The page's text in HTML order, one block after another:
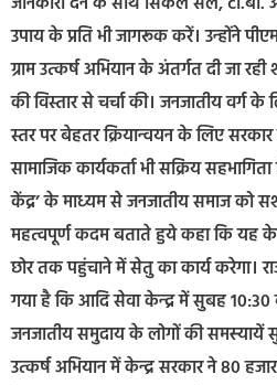
उपाय के प्रति भी जागरूक करें। उन्होंने
ग्राम उत्कर्ष अभियान के अंतर्गत दी जा
की विस्तार से चर्चा की। जनजातीय वर्ग
स्तर पर बेहतर क्रियान्वयन के लिए
सामाजिक कार्यकर्ता भी सक्रिय
केंद्र’ के माध्‍यम से जनजातीय समाज को
महत्वपूर्ण कदम बताते हुये कहा कि यह
छोर तक पहुंचाने में सेतु का कार्य करेगा।
गया है कि आदि सेवा केन्‍द्र में सुबह
जनजातीय समुदाय के लोगों की समस्‍यायें
उत्कर्ष अभियान में केन्द्र सरकार ने 80